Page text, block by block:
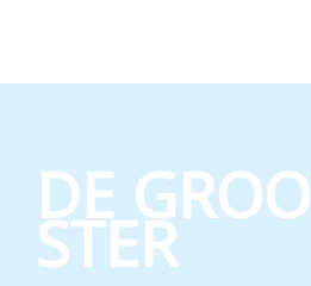
DE
STER